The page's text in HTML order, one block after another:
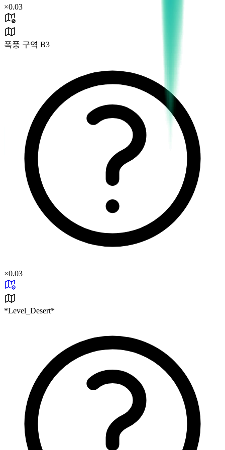
×0.03
폭풍 구역 B3
×0.03
*Level_Desert*